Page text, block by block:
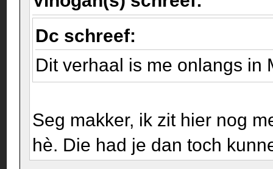
Dc schreef:
Dit verhaal is me onlangs in
Seg makker, ik zit hier nog
hè. Die had je dan toch